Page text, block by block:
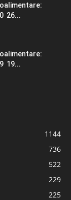
26...
19...
1144
736
522
229
225